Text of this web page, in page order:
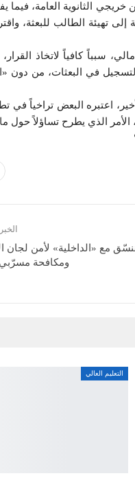
الثانوية العامة،
إلى تهيئة الطالب للبعثة،
سبباً كافياً لاتخاذ
في البعثات، من دون
اعتبره البعض تراخياً في
الذي يطرح تساؤلاً حول
ننسّق مع «الداخلية» لأمن لجان
ومكافحة مسرّبي
التعليم العالي